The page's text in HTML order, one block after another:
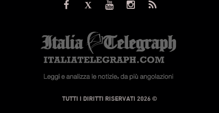
© TUTTI I DIRITTI RISERVATI 2026